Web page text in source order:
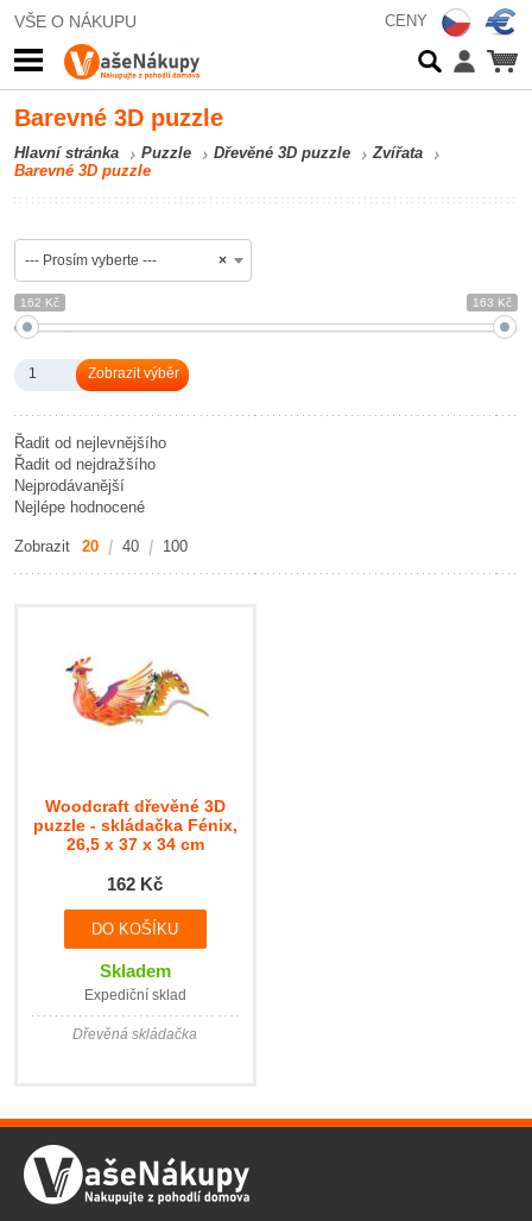
VŠE O NÁKUPU CENY
Barevné 3D puzzle
Hlavní stránka Puzzle Dřevěné 3D puzzle
Zvířata
Barevné 3D puzzle
×
--- Prosím vyberte ---
162 Kč 163 Kč
1
Řadit od nejlevnějšího
Řadit od nejdražšího
Nejprodávanější
Nejlépe hodnocené
Zobrazit 20 40 100
Woodcraft dřevěné 3D
puzzle - skládačka Fénix,
26,5 x 37 x 34 cm
162 Kč
Skladem
Expediční sklad
Dřevěná skládačka